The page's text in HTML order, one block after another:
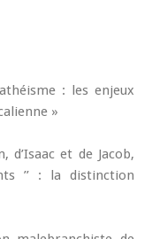
: les enjeux
»
d’Isaac et de Jacob,
’’ : la distinction